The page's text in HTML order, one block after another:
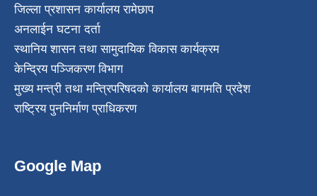
जिल्ला प्रशासन कार्यालय रामेछाप
अनलाईन घटना दर्ता
स्थानिय शासन तथा सामुदायिक विकास कार्यक्रम
केन्द्रिय पञ्जिकरण विभाग
मुख्य मन्त्री तथा मन्त्रिपरिषदको कार्यालय बागमति प्रदेश
राष्ट्रिय पुननिर्माण प्राधिकरण
Google Map